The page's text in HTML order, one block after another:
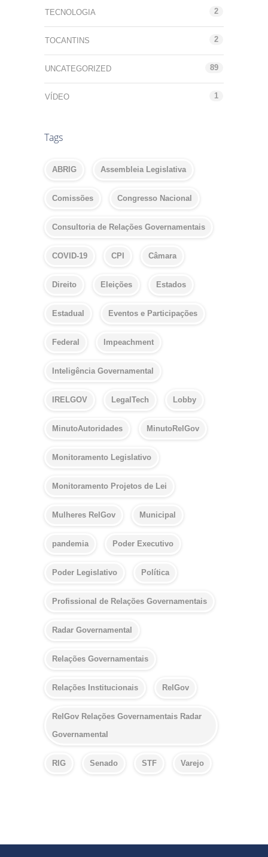
TECNOLOGIA 2
TOCANTINS 2
UNCATEGORIZED 89
VÍDEO 1
Tags
ABRIG Assembleia Legislativa
Comissões Congresso Nacional
Consultoria de Relações Governamentais
COVID-19 CPI Câmara
Direito Eleições Estados
Estadual Eventos e Participações
Federal Impeachment
Inteligência Governamental
IRELGOV LegalTech Lobby
MinutoAutoridades MinutoRelGov
Monitoramento Legislativo
Monitoramento Projetos de Lei
Mulheres RelGov Municipal
pandemia Poder Executivo
Poder Legislativo Política
Profissional de Relações Governamentais
Radar Governamental
Relações Governamentais
Relações Institucionais RelGov
RelGov Relações Governamentais Radar
Governamental
RIG Senado STF Varejo